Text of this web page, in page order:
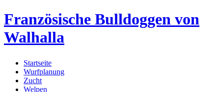
Skip
to
content
Französische Bulldoggen von
Walhalla
Startseite
Wurfplanung
Zucht
Welpen